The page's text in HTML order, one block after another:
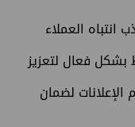
انتباه العملاء
بشكل فعال لتعزيز
الإعلانات لضمان